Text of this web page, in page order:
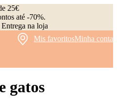
25€
até -70%.
na loja
Mis favoritosMinha conta
gatos